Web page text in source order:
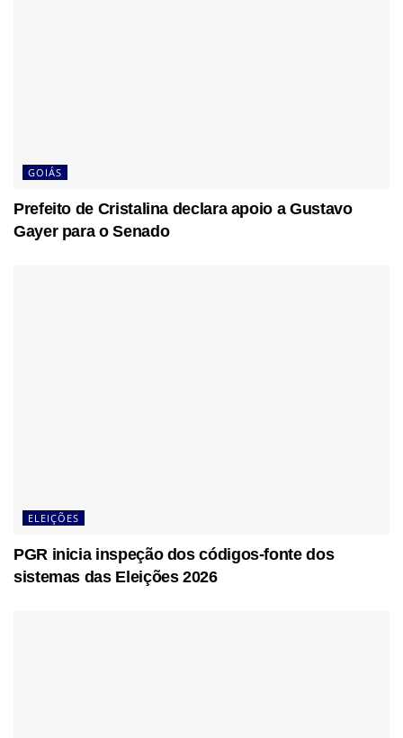
GOIÁS
Prefeito de Cristalina declara apoio a Gustavo
Gayer para o Senado
ELEIÇÕES
PGR inicia inspeção dos códigos-fonte dos
sistemas das Eleições 2026